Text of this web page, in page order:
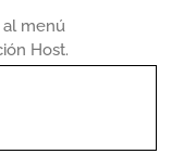
al menú
Host.